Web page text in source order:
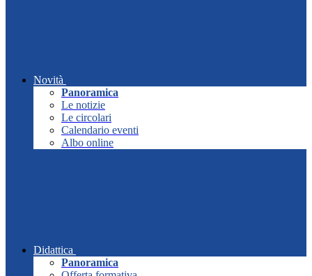
Novità
Panoramica
Le notizie
Le circolari
Calendario eventi
Albo online
Didattica
Panoramica